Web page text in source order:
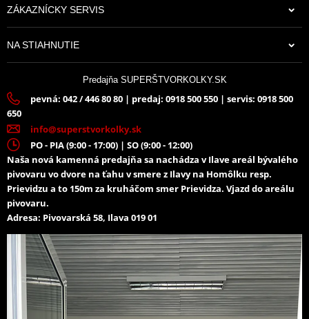
ZÁKAZNÍCKY SERVIS
NA STIAHNUTIE
Predajňa SUPERŠTVORKOLKY.SK
pevná: 042 / 446 80 80 | predaj: 0918 500 550 | servis: 0918 500
650
info@superstvorkolky.sk
PO - PIA (9:00 - 17:00) | SO (9:00 - 12:00)
Naša nová kamenná predajňa sa nachádza v Ilave areál bývalého
pivovaru vo dvore na ťahu v smere z Ilavy na Homôlku resp.
Prievidzu a to 150m za kruháčom smer Prievidza. Vjazd do areálu
pivovaru.
Adresa: Pivovarská 58, Ilava 019 01